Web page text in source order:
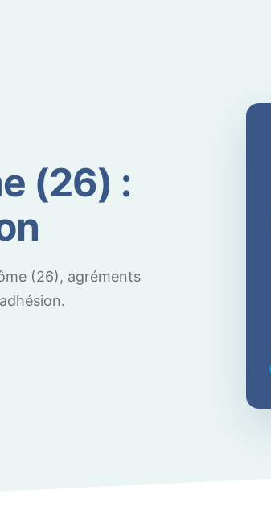
(26) :
(26), agréments